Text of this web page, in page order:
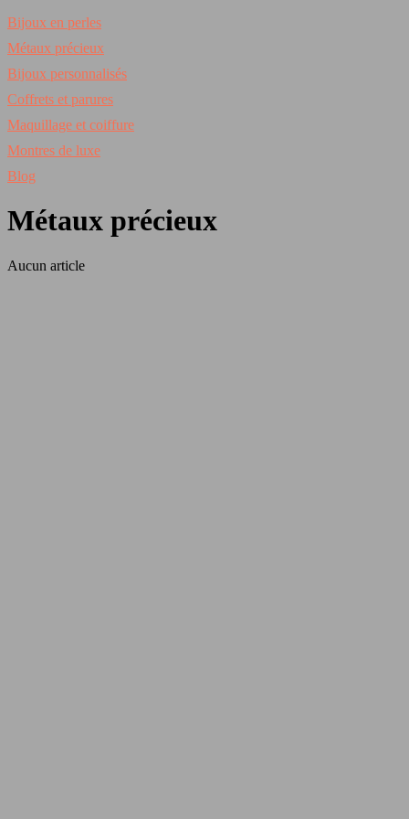
Bijoux en perles
Métaux précieux
Bijoux personnalisés
Coffrets et parures
Maquillage et coiffure
Montres de luxe
Blog
Métaux précieux
Aucun article